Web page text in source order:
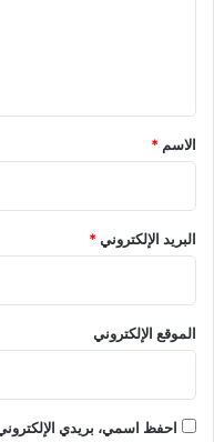
*
الاسم *
البريد الإلكتروني*
الموقع الإلكتروني
احفظ اسمي، بريدي